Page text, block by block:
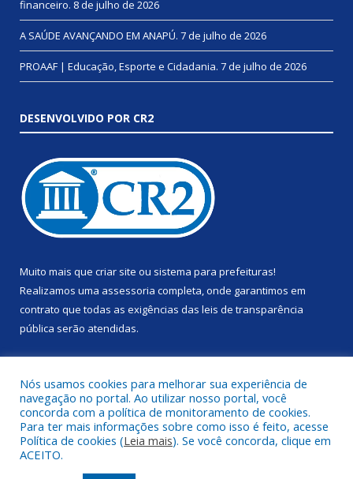
financeiro. 8 de julho de 2026
A SAÚDE AVANÇANDO EM ANAPÚ. 7 de julho de 2026
PROAAF | Educação, Esporte e Cidadania. 7 de julho de 2026
DESENVOLVIDO POR CR2
Muito mais que criar site ou sistema para prefeituras!
Realizamos uma assessoria completa, onde garantimos em
contrato que todas as exigências das leis de transparência
pública serão atendidas.
Todos os direitos reservados a Prefeitura Municipal de Anapu.
Nós usamos cookies para melhorar sua experiência de
navegação no portal. Ao utilizar nosso portal, você
concorda com a política de monitoramento de cookies.
Para ter mais informações sobre como isso é feito, acesse
Política de cookies (Leia mais). Se você concorda, clique em
ACEITO.